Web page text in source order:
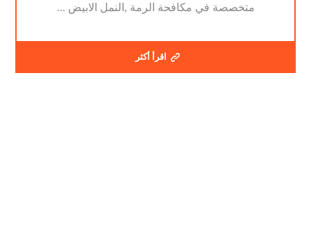
متخصصة في مكافحة الرمة ,النمل الابيض ...
اقرأ أكثر